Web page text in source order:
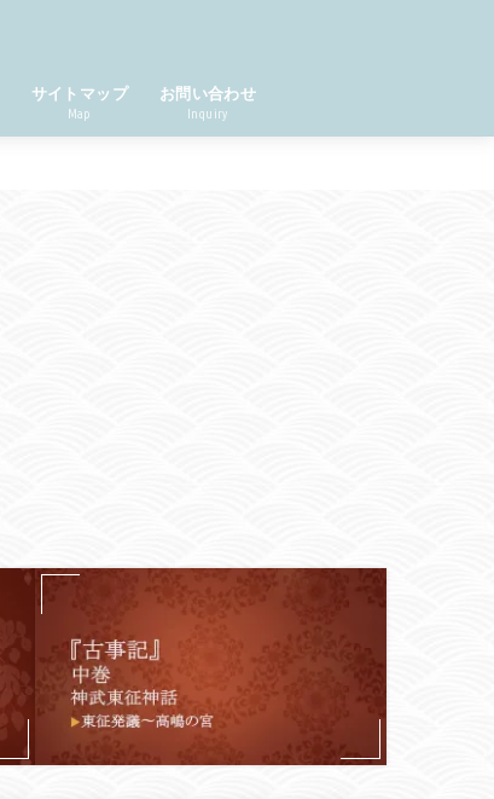
サイトマップ
Map
お問い合わせ
Inquiry